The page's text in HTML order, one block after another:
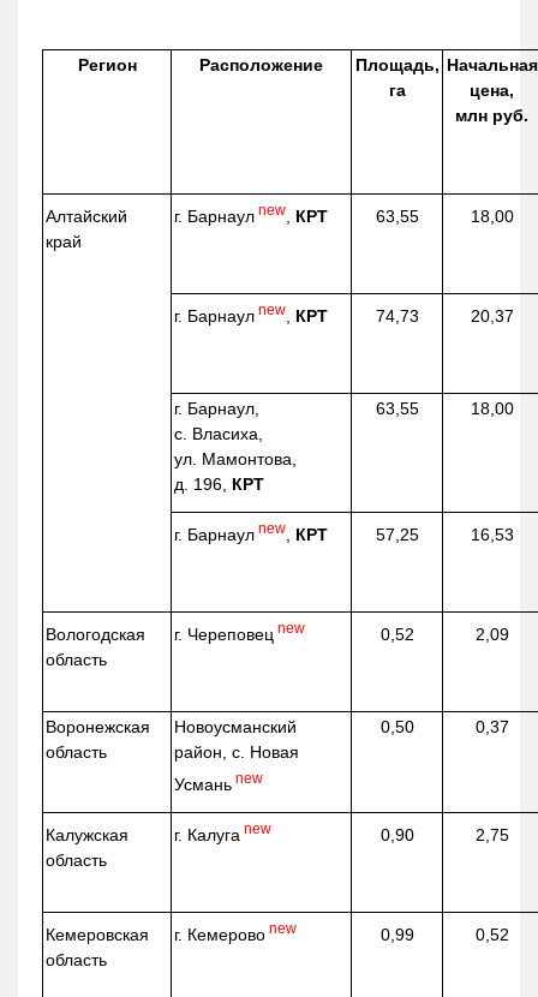
Регион Расположение
Площадь,
га
Начальная
цена,
млн руб.
Алтайский
край
г. Барнаул new КРТ 63,55 18,00
г. Барнаул new КРТ 74,73 20,37
г. Барнаул,
с. Власиха,
ул. Мамонтова,
д. 196, КРТ
63,55 18,00
г. Барнаул new КРТ 57,25 16,53
Вологодская
область
г. Череповец new 0,52 2,09
Воронежская
область
Новоусманский
район, с. Новая
Усмань new
0,50 0,37
Калужская
область
г. Калуга new 0,90 2,75
Кемеровская
область
г. Кемерово new 0,99 0,52